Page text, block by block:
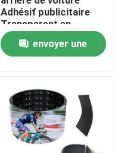
Adhésif publicitaire
Transparent en
couleur Wifi 4G
Tableau d'affichage
envoyer une